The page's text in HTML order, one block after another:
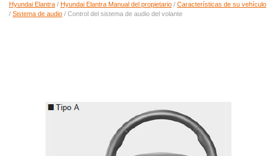
Hyundai Elantra / Hyundai Elantra Manual del propietario / Características de su vehículo
/ Sistema de audio / Control del sistema de audio del volante